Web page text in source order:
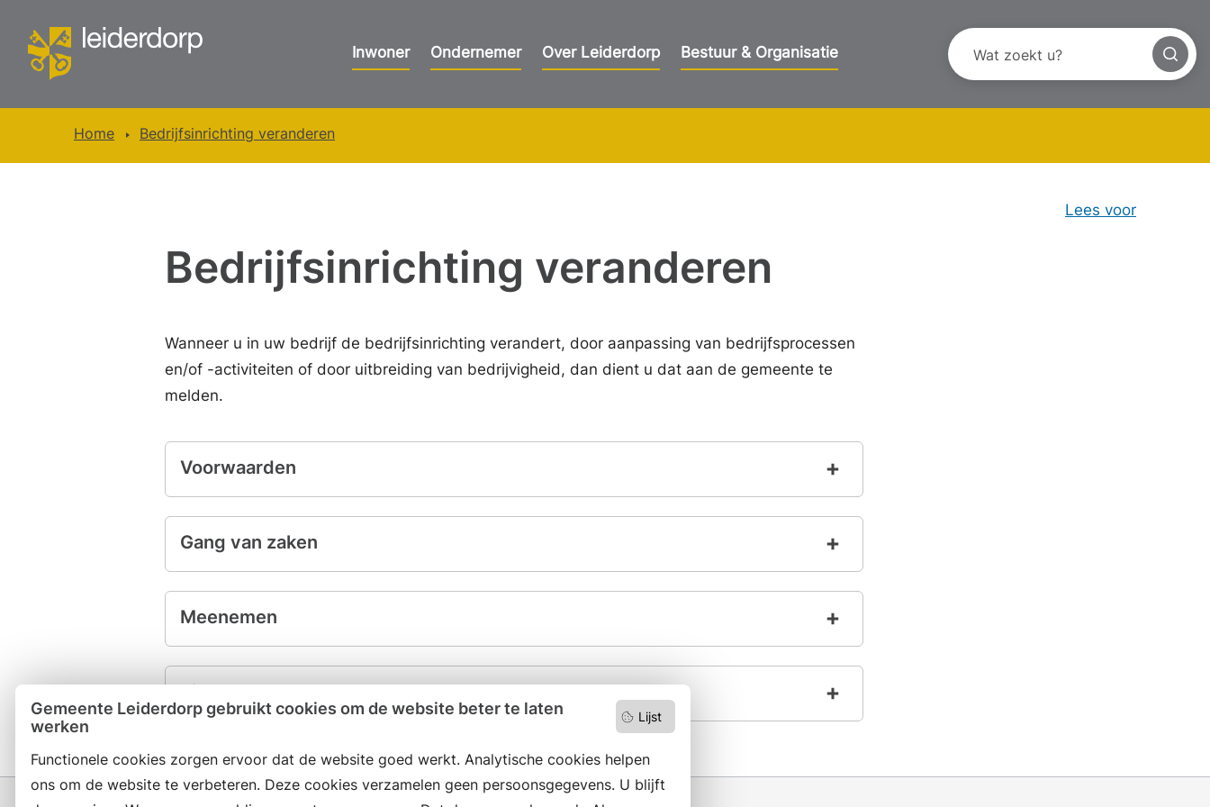
Lijst
Gemeente Leiderdorp gebruikt cookies om de website beter te laten
werken
Functionele cookies zorgen ervoor dat de website goed werkt. Analytische cookies helpen
ons om de website te verbeteren. Deze cookies verzamelen geen persoonsgegevens. U blijft
Inwoner Ondernemer Over Leiderdorp Bestuur & Organisatie
Home Bedrijfsinrichting veranderen
Lees voor
Bedrijfsinrichting veranderen
Wanneer u in uw bedrijf de bedrijfsinrichting verandert, door aanpassing van bedrijfsprocessen
en/of -activiteiten of door uitbreiding van bedrijvigheid, dan dient u dat aan de gemeente te
melden.
Voorwaarden
Gang van zaken
Meenemen
Tips